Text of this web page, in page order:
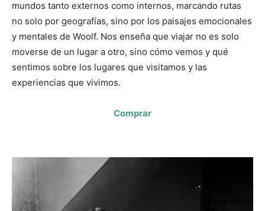
mundos tanto externos como internos, marcando rutas
no solo por geografías, sino por los paisajes emocionales
y mentales de Woolf. Nos enseña que viajar no es solo
moverse de un lugar a otro, sino cómo vemos y qué
sentimos sobre los lugares que visitamos y las
experiencias que vivimos.
Comprar